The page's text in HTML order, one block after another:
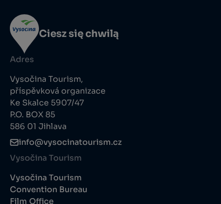
Ciesz się chwilą
Adres
Vysočina Tourism,
příspěvková organizace
Ke Skalce 5907/47
P.O. BOX 85
586 01 Jihlava
info@vysocinatourism.cz
Vysočina Tourism
Vysočina Tourism
Convention Bureau
Film Office